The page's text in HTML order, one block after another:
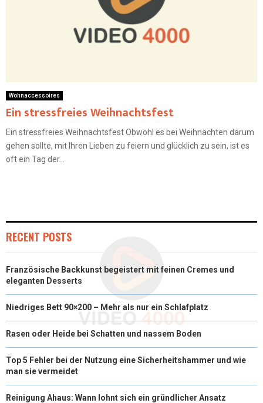
Wohnaccessoires
Ein stressfreies Weihnachtsfest
Ein stressfreies Weihnachtsfest Obwohl es bei Weihnachten darum
gehen sollte, mit Ihren Lieben zu feiern und glücklich zu sein, ist es
oft ein Tag der...
RECENT POSTS
Französische Backkunst begeistert mit feinen Cremes und
eleganten Desserts
Niedriges Bett 90×200 – Mehr als nur ein Schlafplatz
Rasen oder Heide bei Schatten und nassem Boden
Top 5 Fehler bei der Nutzung eine Sicherheitshammer und wie
man sie vermeidet
Reinigung Ahaus: Wann lohnt sich ein gründlicher Ansatz